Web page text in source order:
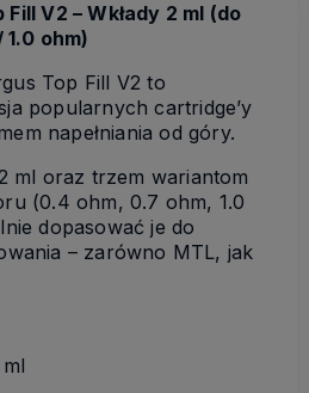
V2 – Wkłady 2 ml (do
ohm)
Top Fill V2 to
popularnych cartridge’y
napełniania od góry.
ml oraz trzem wariantom
(0.4 ohm, 0.7 ohm, 1.0
dopasować je do
– zarówno MTL, jak